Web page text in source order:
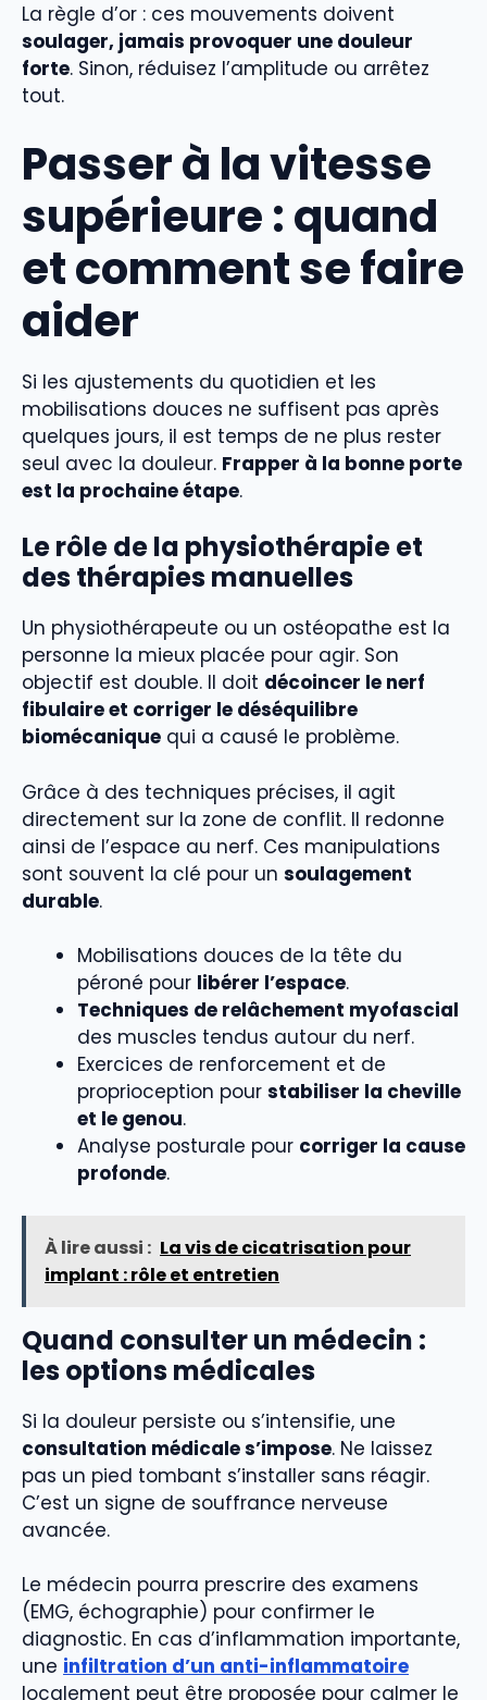
La règle d’or : ces mouvements doivent
soulager, jamais provoquer une douleur
forte. Sinon, réduisez l’amplitude ou arrêtez
tout.
Passer à la vitesse
supérieure : quand
et comment se faire
aider
Si les ajustements du quotidien et les
mobilisations douces ne suffisent pas après
quelques jours, il est temps de ne plus rester
seul avec la douleur. Frapper à la bonne porte
est la prochaine étape.
Le rôle de la physiothérapie et
des thérapies manuelles
Un physiothérapeute ou un ostéopathe est la
personne la mieux placée pour agir. Son
objectif est double. Il doit décoincer le nerf
fibulaire et corriger le déséquilibre
biomécanique qui a causé le problème.
Grâce à des techniques précises, il agit
directement sur la zone de conflit. Il redonne
ainsi de l’espace au nerf. Ces manipulations
sont souvent la clé pour un soulagement
durable.
Mobilisations douces de la tête du
péroné pour libérer l’espace.
Techniques de relâchement myofascial
des muscles tendus autour du nerf.
Exercices de renforcement et de
proprioception pour stabiliser la cheville
et le genou.
Analyse posturale pour corriger la cause
profonde.
À lire aussi : La vis de cicatrisation pour
implant : rôle et entretien
Quand consulter un médecin :
les options médicales
Si la douleur persiste ou s’intensifie, une
consultation médicale s’impose. Ne laissez
pas un pied tombant s’installer sans réagir.
C’est un signe de souffrance nerveuse
avancée.
Le médecin pourra prescrire des examens
(EMG, échographie) pour confirmer le
diagnostic. En cas d’inflammation importante,
une infiltration d’un anti-inflammatoire
localement peut être proposée pour calmer le